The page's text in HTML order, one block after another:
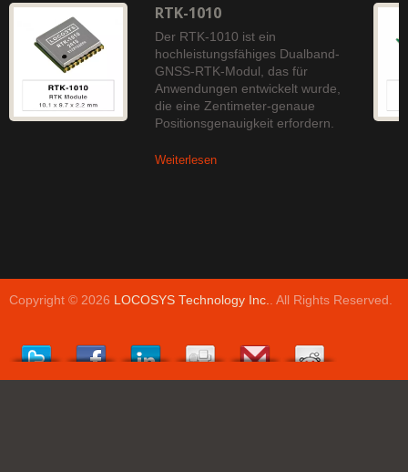
RTK-1010
Der RTK-1010 ist ein
hochleistungsfähiges Dualband-
GNSS-RTK-Modul, das für
Anwendungen entwickelt wurde,
die eine Zentimeter-genaue
Positionsgenauigkeit erfordern.
Weiterlesen
Copyright © 2026 LOCOSYS Technology Inc. . All Rights Reserved.